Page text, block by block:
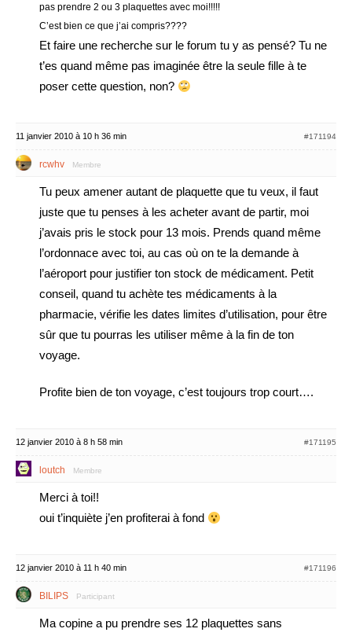
pas prendre 2 ou 3 plaquettes avec moi!!!!!
C’est bien ce que j’ai compris????
Et faire une recherche sur le forum tu y as pensé? Tu ne
t’es quand même pas imaginée être la seule fille à te
poser cette question, non?
11 janvier 2010 à 10 h 36 min #171194
rcwhv Membre
Tu peux amener autant de plaquette que tu veux, il faut
juste que tu penses à les acheter avant de partir, moi
j’avais pris le stock pour 13 mois. Prends quand même
l’ordonnace avec toi, au cas où on te la demande à
l’aéroport pour justifier ton stock de médicament. Petit
conseil, quand tu achète tes médicaments à la
pharmacie, vérifie les dates limites d’utilisation, pour être
sûr que tu pourras les utiliser même à la fin de ton
voyage.
Profite bien de ton voyage, c’est toujours trop court….
12 janvier 2010 à 8 h 58 min #171195
loutch Membre
Merci à toi!!
oui t’inquiète j’en profiterai à fond
12 janvier 2010 à 11 h 40 min #171196
BILIPS Participant
Ma copine a pu prendre ses 12 plaquettes sans